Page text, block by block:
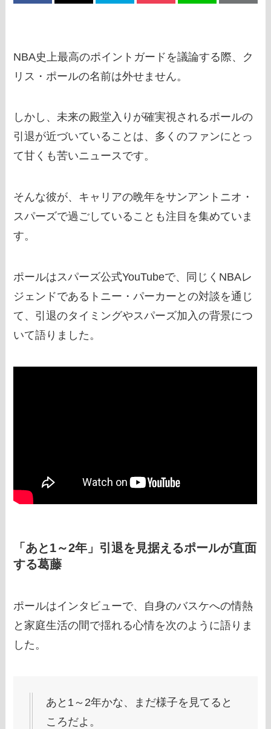
NBA史上最高のポイントガードを議論する際、ク
リス・ポールの名前は外せません。
しかし、未来の殿堂入りが確実視されるポールの
引退が近づいていることは、多くのファンにとっ
て甘くも苦いニュースです。
そんな彼が、キャリアの晩年をサンアントニオ・
スパーズで過ごしていることも注目を集めていま
す。
ポールはスパーズ公式YouTubeで、同じくNBAレ
ジェンドであるトニー・パーカーとの対談を通じ
て、引退のタイミングやスパーズ加入の背景につ
いて語りました。
「あと1～2年」引退を見据えるポールが直面
する葛藤
ポールはインタビューで、自身のバスケへの情熱
と家庭生活の間で揺れる心情を次のように語りま
した。
あと1～2年かな、まだ様子を見てると
ころだよ。